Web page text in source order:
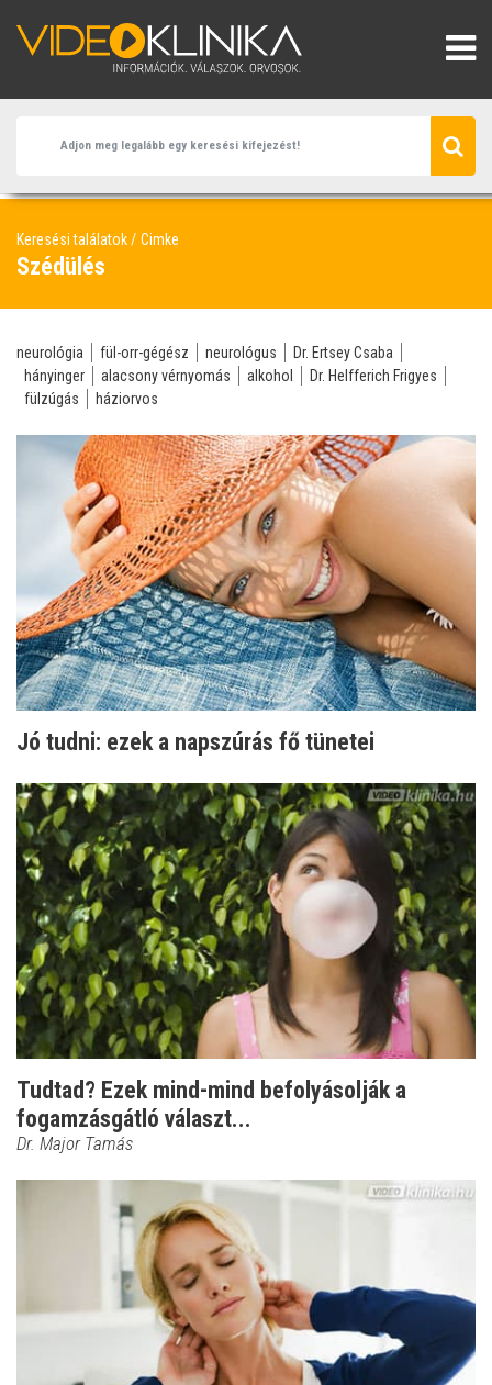
Keresési találatok Cimke
Szédülés
neurológia fül-orr-gégész neurológus
Dr. Ertsey Csaba
hányinger
alacsony vérnyomás alkohol
Dr. Helfferich Frigyes
fülzúgás
háziorvos
Jó tudni: ezek a napszúrás fő tünetei
Tudtad? Ezek mind-mind befolyásolják a
fogamzásgátló választ...
Dr. Major Tamás